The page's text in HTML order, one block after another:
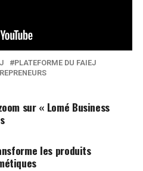
PLATEFORME DU FAIEJ
sur « Lomé Business
les produits